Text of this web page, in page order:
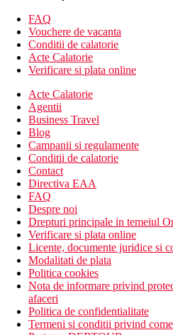
minimarket
magazin de suveniruri
lobby
doua piscine cu terasa
Descrierea plajei
plaja cu nisip-pietris
Activitati sportive gratuite
plaja
ciclism
Activitati sportive contra cost
sporturi nautice pe plaja
biliard
Masa
All inclusive:
Mic dejun tip bufet
Pranz tip bufet
Cina tip bufet (19:00-
FAQ
Vouchere de vacanta
Conditii de calatorie
Acte Calatorie
Verificare si plata online
Acte Calatorie
Agentii
Business Travel
Blog
Campanii si regulamente
Conditii de calatorie
Contact
Directiva EAA
FAQ
Despre noi
Drepturi principale in temeiul
Verificare si plata online
Licente, documente juridice si
Modalitati de plata
Politica cookies
Nota de informare privind
afaceri
Politica de confidentialitate
Termeni si conditii privind